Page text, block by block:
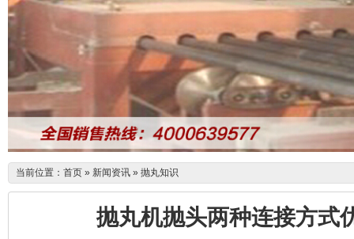
当前位置： 首页 » 新闻资讯 » 抛丸知识
抛丸机抛头两种连接方式